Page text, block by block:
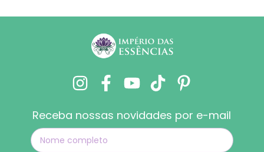
Receba nossas novidades por e-mail